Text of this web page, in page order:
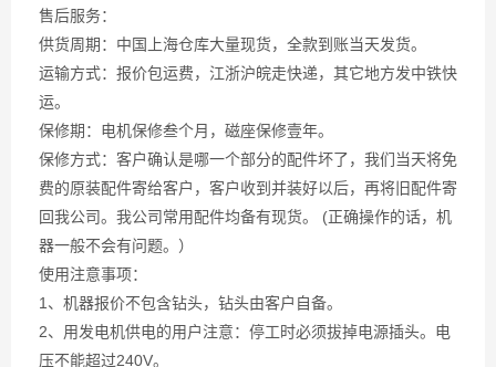
售后服务：
供货周期：中国上海仓库大量现货，全款到账当天发货。
运输方式：报价包运费，江浙沪皖走快递，其它地方发中铁快
运。
保修期：电机保修叁个月，磁座保修壹年。
保修方式：客户确认是哪一个部分的配件坏了，我们当天将免
费的原装配件寄给客户，客户收到并装好以后，再将旧配件寄
回我公司。我公司常用配件均备有现货。 (正确操作的话，机
器一般不会有问题。）
使用注意事项：
1、机器报价不包含钻头，钻头由客户自备。
2、用发电机供电的用户注意：停工时必须拔掉电源插头。电
压不能超过240V。